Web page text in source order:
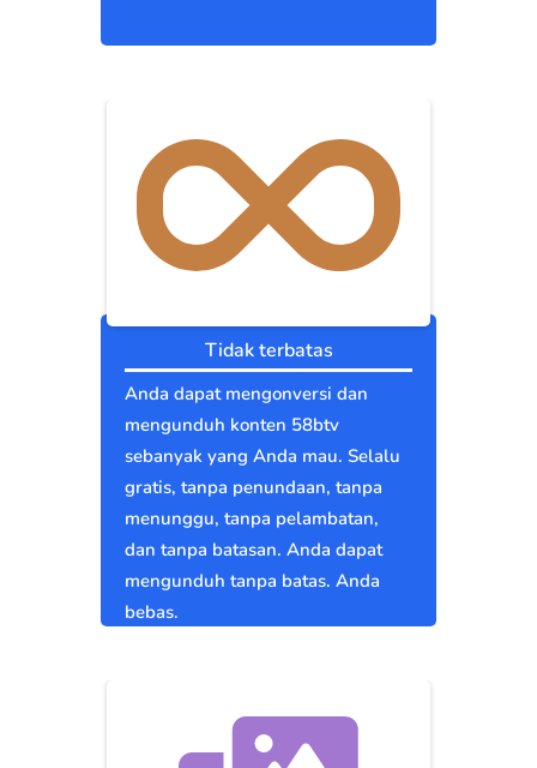
Tidak terbatas
Anda dapat mengonversi dan
mengunduh konten 58btv
sebanyak yang Anda mau. Selalu
gratis, tanpa penundaan, tanpa
menunggu, tanpa pelambatan,
dan tanpa batasan. Anda dapat
mengunduh tanpa batas. Anda
bebas.